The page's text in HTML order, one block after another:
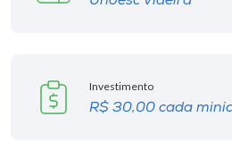
Investimento
R$ 30,00 cada